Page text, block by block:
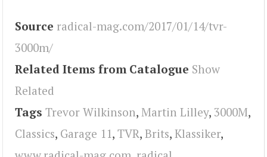
Source radical-mag.com/2017/01/14/tvr-
3000m/
Related Items from Catalogue Show
Related
Tags Trevor Wilkinson, Martin Lilley, 3000M,
Classics, Garage 11, TVR, Brits, Klassiker,